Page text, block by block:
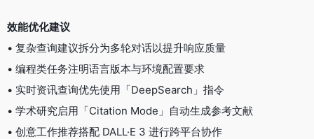
效能优化建议
• 复杂查询建议拆分为多轮对话以提升响应质量
• 编程类任务注明语言版本与环境配置要求
• 实时资讯查询优先使用「DeepSearch」指令
• 学术研究启用「Citation Mode」自动生成参考文献
• 创意工作推荐搭配 DALL·E 3 进行跨平台协作